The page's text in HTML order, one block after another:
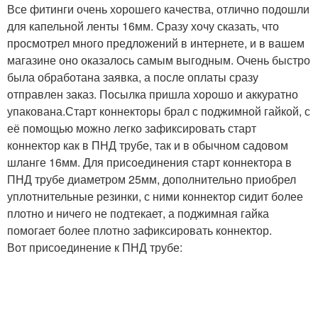
Все фитинги очень хорошего качества, отлично подошли
для капельной ленты 16мм. Сразу хочу сказать, что
просмотрел много предложений в интернете, и в вашем
магазине оно оказалось самым выгодным. Очень быстро
была обработана заявка, а после оплаты сразу
отправлен заказ. Посылка пришла хорошо и аккуратно
упакована.Старт коннекторы брал с поджимной гайкой, с
её помощью можно легко зафиксировать старт
коннектор как в ПНД трубе, так и в обычном садовом
шланге 16мм. Для присоединения старт коннектора в
ПНД трубе диаметром 25мм, дополнительно приобрел
уплотнительные резинки, с ними коннектор сидит более
плотно и ничего не подтекает, а поджимная гайка
помогает более плотно зафиксировать коннектор.
Вот присоединение к ПНД трубе: